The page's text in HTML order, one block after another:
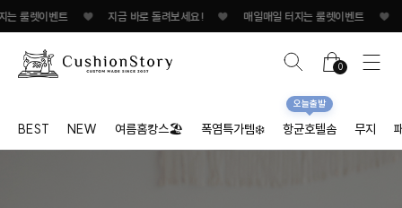
이벤트 ♥ 지금 바로 돌려보세요! ♥ 매일매일 터지는 룰렛이벤트 ♥ 지금
0
BEST NEW 여름홈캉스🏖 폭염특가템❄️ 항균호텔솜
오늘출발
무지